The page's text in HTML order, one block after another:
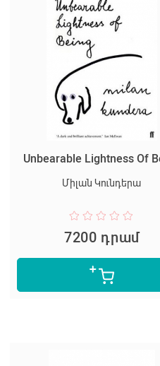
Unbearable Lightness Of
Միլան Կունդերա
7200 դրամ